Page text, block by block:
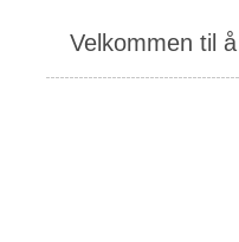
Velkommen til